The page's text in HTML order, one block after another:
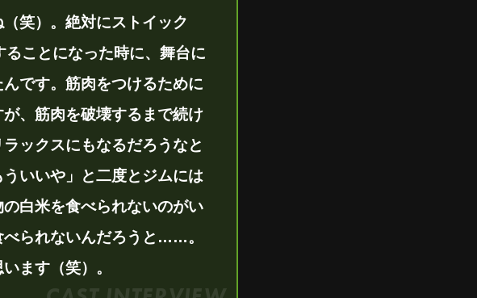
笑）。絶対にストイック
ことになった時に、舞台に
です。筋肉をつけるために
、筋肉を破壊するまで続け
ックスにもなるだろうなと
いいや」と二度とジムには
白米を食べられないのがい
べられないんだろうと……。
ます（笑）。